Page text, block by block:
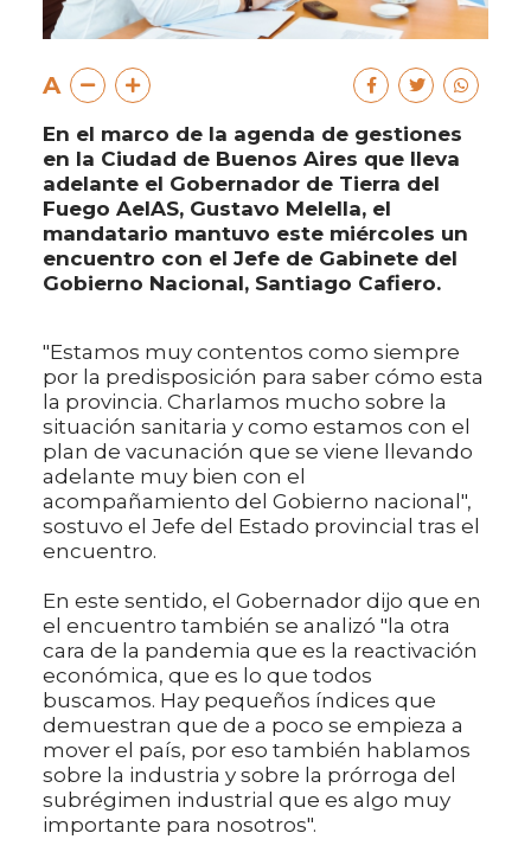
A
En el marco de la agenda de gestiones
en la Ciudad de Buenos Aires que lleva
adelante el Gobernador de Tierra del
Fuego AeIAS, Gustavo Melella, el
mandatario mantuvo este miércoles un
encuentro con el Jefe de Gabinete del
Gobierno Nacional, Santiago Cafiero.
"Estamos muy contentos como siempre
por la predisposición para saber cómo esta
la provincia. Charlamos mucho sobre la
situación sanitaria y como estamos con el
plan de vacunación que se viene llevando
adelante muy bien con el
acompañamiento del Gobierno nacional",
sostuvo el Jefe del Estado provincial tras el
encuentro.
En este sentido, el Gobernador dijo que en
el encuentro también se analizó "la otra
cara de la pandemia que es la reactivación
económica, que es lo que todos
buscamos. Hay pequeños índices que
demuestran que de a poco se empieza a
mover el país, por eso también hablamos
sobre la industria y sobre la prórroga del
subrégimen industrial que es algo muy
importante para nosotros".